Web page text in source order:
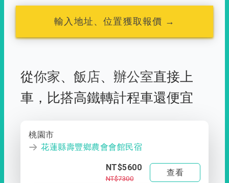
輸入地址、位置獲取報價 →
從你家、 飯店、 辦公室直接上
車， 比搭高鐵轉計程車還便宜
桃園市
花蓮縣壽豐鄉農會會館民宿
NT$5600
NT$7300
查看